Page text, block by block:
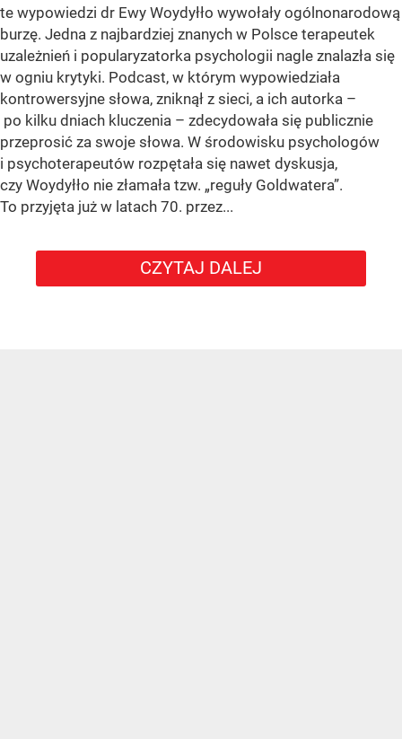
te wypowiedzi dr Ewy Woydyłło wywołały ogólnonarodową
burzę. Jedna z najbardziej znanych w Polsce terapeutek
uzależnień i popularyzatorka psychologii nagle znalazła się
w ogniu krytyki. Podcast, w którym wypowiedziała
kontrowersyjne słowa, zniknął z sieci, a ich autorka –
po kilku dniach kluczenia – zdecydowała się publicznie
przeprosić za swoje słowa. W środowisku psychologów
i psychoterapeutów rozpętała się nawet dyskusja,
czy Woydyłło nie złamała tzw. „reguły Goldwatera”.
To przyjęta już w latach 70. przez...
CZYTAJ DALEJ